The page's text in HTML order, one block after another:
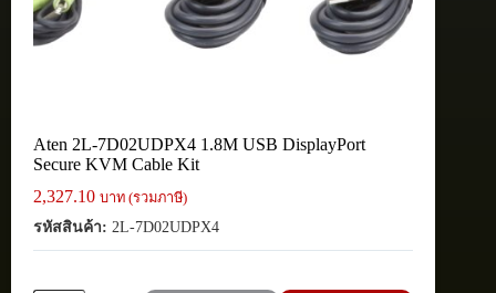
Aten 2L-7D02UDPX4 1.8M USB DisplayPort
Secure KVM Cable Kit
2,327.10 บาท (รวมภาษี)
รหัสสินค้า: 2L-7D02UDPX4